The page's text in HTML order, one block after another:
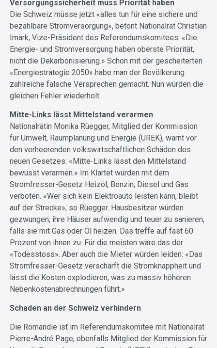
Versorgungssicherheit muss Priorität haben
Die Schweiz müsse jetzt «alles tun für eine sichere und
bezahlbare Stromversorgung», betont Nationalrat Christian
Imark, Vize-Präsident des Referendumskomitees. «Die
Energie- und Stromversorgung haben oberste Priorität,
nicht die Dekarbonisierung.» Schon mit der gescheiterten
«Energiestrategie 2050» habe man der Bevölkerung
zahlreiche falsche Versprechen gemacht. Nun würden die
gleichen Fehler wiederholt.
Mitte-Links lässt Mittelstand verarmen
Nationalrätin Monika Rüegger, Mitglied der Kommission
für Umwelt, Raumplanung und Energie (UREK), warnt vor
den verheerenden volkswirtschaftlichen Schäden des
neuen Gesetzes: «Mitte-Links lässt den Mittelstand
bewusst verarmen.» Im Klartet würden mit dem
Stromfresser-Gesetz Heizöl, Benzin, Diesel und Gas
verboten. «Wer sich kein Elektroauto leisten kann, bleibt
auf der Strecke», so Rüegger. Hausbesitzer würden
gezwungen, ihre Häuser aufwendig und teuer zu sanieren,
falls sie mit Gas oder Öl heizen. Das treffe auf fast 60
Prozent von ihnen zu. Für die meisten wäre das der
«Todesstoss». Aber auch die Mieter würden leiden: «Das
Stromfresser-Gesetz verschärft die Stromknappheit und
lässt die Kosten explodieren, was zu massiv höheren
Nebenkostenabrechnungen führt.»
Schaden an der Schweiz verhindern
Die Romandie ist im Referendumskomitee mit Nationalrat
Pierre-André Page, ebenfalls Mitglied der Kommission für